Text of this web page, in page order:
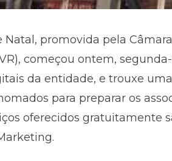
Natal, promovida pela
começou ontem,
da entidade, e trouxe
para preparar os
oferecidos gratuitamente